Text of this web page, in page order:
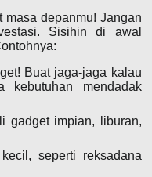
masa depanmu! Jangan
Sisihin di awal
Buat jaga-jaga kalau
mendadak
gadget impian, liburan,
seperti reksadana